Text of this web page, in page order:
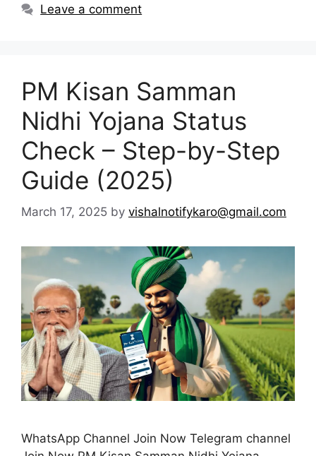
Leave a comment
PM Kisan Samman
Nidhi Yojana Status
Check – Step-by-Step
Guide (2025)
March 17, 2025 by vishalnotifykaro@gmail.com
WhatsApp Channel Join Now Telegram channel